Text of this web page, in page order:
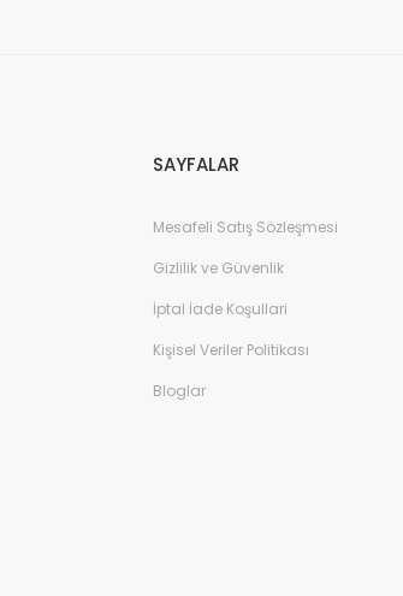
SAYFALAR
Mesafeli Satış Sözleşmesi
Gizlilik ve Güvenlik
İptal İade Koşullari
Kişisel Veriler Politikası
Bloglar